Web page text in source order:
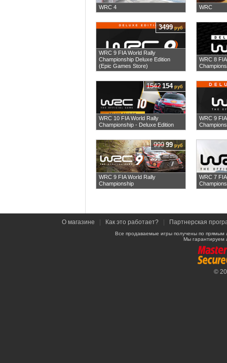
WRC 4 WRC
WRC 9 FIA World Rally
Championship Deluxe Edition
(Epic Games Store)
3499руб
WRC 8
WRC 10 FIA World Rally
Championship - Deluxe Edition
1542 154руб
WRC 9
WRC 9 FIA World Rally
Championship
999 99 руб
WRC 7
О магазине Как это работает? Партнерская
Все продаваемые игры получены по
Мы гарантируем
©